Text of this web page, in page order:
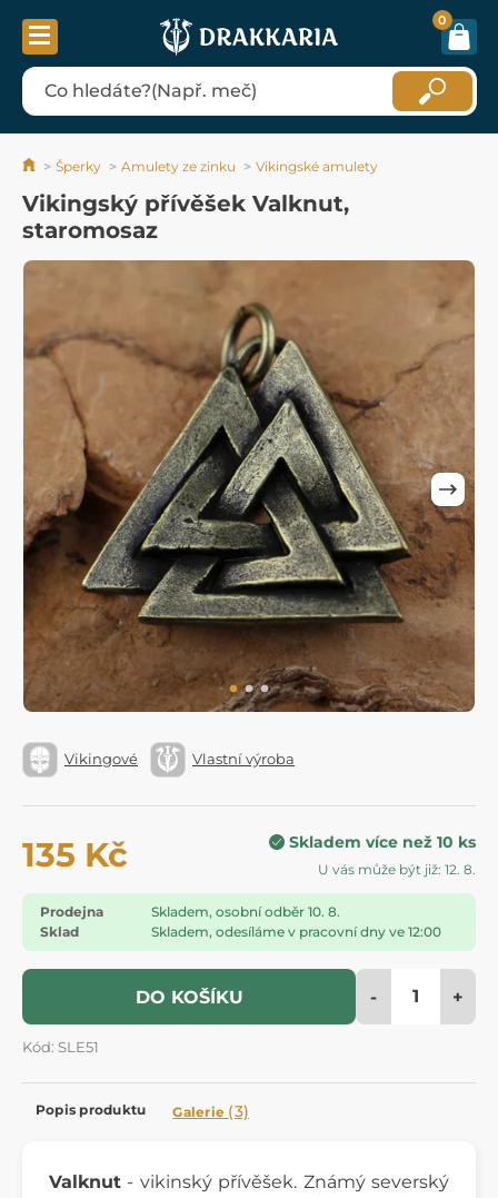
0
Šperky Amulety ze zinku Vikingské amulety
Vikingský přívěšek Valknut,
staromosaz
Vikingové Vlastní výroba
135 Kč Skladem více než 10 ks
U vás může být již: 12. 8.
Prodejna
Skladem, osobní odběr 10. 8.
Sklad
Skladem, odesíláme v pracovní dny ve 12:00
DO KOŠÍKU - +
Kód: SLE51
Popis produktu Galerie (3)
Valknut - vikinský přívěšek. Známý severský